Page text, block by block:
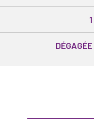
1
DÉGAGÉE